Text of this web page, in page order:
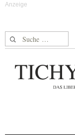
Suche nach: